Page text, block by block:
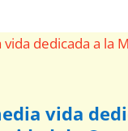
vida